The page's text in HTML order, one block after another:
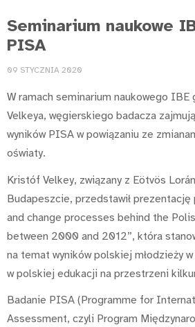
Seminarium naukowe
PISA
09 STYCZNIA 2020
W ramach seminarium naukowego
Velkeya, węgierskiego badacza
wyników PISA w powiązaniu ze
oświaty.
Kristóf Velkey, związany z Eötvös
Budapeszcie, przedstawił prezentację
and change processes behind the
between 2000 and 2012”, która
na temat wyników polskiej młodzieży
w polskiej edukacji na przestrzeni
Badanie PISA (Programme for
Assessment, czyli Program